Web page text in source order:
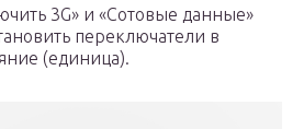
3G» и «Сотовые данные»
переключатели в
(единица).